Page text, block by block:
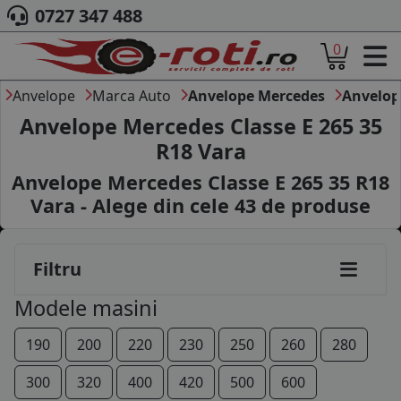
ACASA
DESPRE NOI
ANVELOPE
AUTO
CAMION
MOTO
AGROINDUSTRIALE
CAUTARE DUPA
BLOG
B2B - COLABORARE COMPANII
CONT
0727 347 488
0
Anvelope Marca Auto Anvelope Mercedes
Anvelope Mercedes Classe E 265 35
R18 Vara
Anvelope Mercedes Classe E 265 35 R18
Vara - Alege din cele 43 de produse
Filtru
Modele masini
190 200 220 230 250 260
280
300
320 400 420 500
600
185/65R15
195/65R15
205/65R15
205/60R16
205/65R16
215/55R16
225/55R16